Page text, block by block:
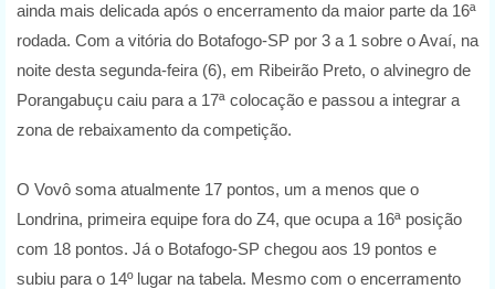
ainda mais delicada após o encerramento da maior parte da 16ª
rodada. Com a vitória do Botafogo-SP por 3 a 1 sobre o Avaí, na
noite desta segunda-feira (6), em Ribeirão Preto, o alvinegro de
Porangabuçu caiu para a 17ª colocação e passou a integrar a
zona de rebaixamento da competição.
O Vovô soma atualmente 17 pontos, um a menos que o
Londrina, primeira equipe fora do Z4, que ocupa a 16ª posição
com 18 pontos. Já o Botafogo-SP chegou aos 19 pontos e
subiu para o 14º lugar na tabela. Mesmo com o encerramento